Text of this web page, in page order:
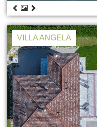
VILLA ANGELA